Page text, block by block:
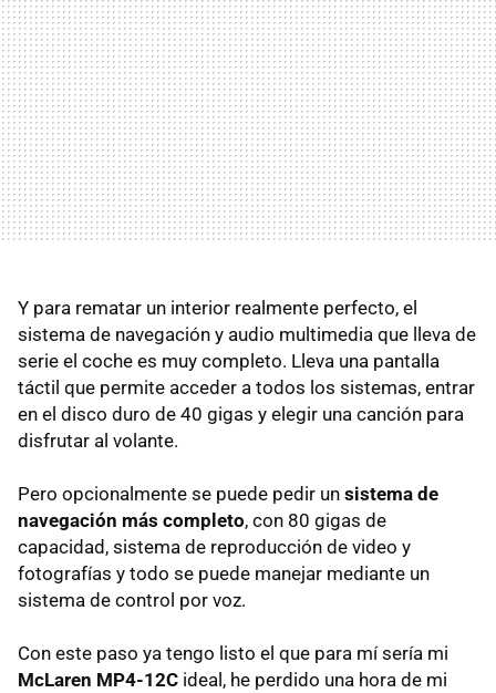
Y para rematar un interior realmente perfecto, el
sistema de navegación y audio multimedia que lleva de
serie el coche es muy completo. Lleva una pantalla
táctil que permite acceder a todos los sistemas, entrar
en el disco duro de 40 gigas y elegir una canción para
disfrutar al volante.
Pero opcionalmente se puede pedir un sistema de
navegación más completo, con 80 gigas de
capacidad, sistema de reproducción de video y
fotografías y todo se puede manejar mediante un
sistema de control por voz.
Con este paso ya tengo listo el que para mí sería mi
McLaren MP4-12C ideal, he perdido una hora de mi